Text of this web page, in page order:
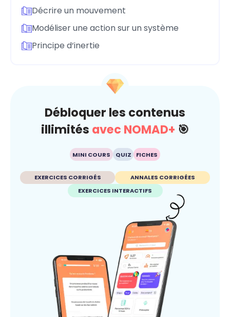
Décrire un mouvement
Modéliser une action sur un système
Principe d‘inertie
Débloquer les contenus
illimités avec NOMAD+ 🎯
MINI COURS QUIZ FICHES
EXERCICES CORRIGÉS
ANNALES CORRIGÉES
EXERCICES INTERACTIFS